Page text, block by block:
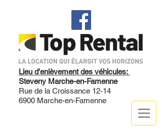
Lieu d'enlèvement des véhicules:
Steveny Marche-en-Famenne
Rue de la Croissance 12-14
6900 Marche-en-Famenne